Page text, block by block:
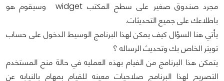
مجرد صندوق صغير على سطح المكتب widget وسيقوم هو
باطلاعك على جميع التحديثات.
يأتي هنا السؤال كيف يمكن لهذا البرنامج الوسيط الدخول على حساب
تويتر الخاص بك وتحديث الرساله ؟
يتمكن هذا البرنامج من الفيام بهذه العمليه في حالة منح المستخدم
التصريح لهذا البرنامج صلاحيات معينه للقيام بمهام بالنيابه عن